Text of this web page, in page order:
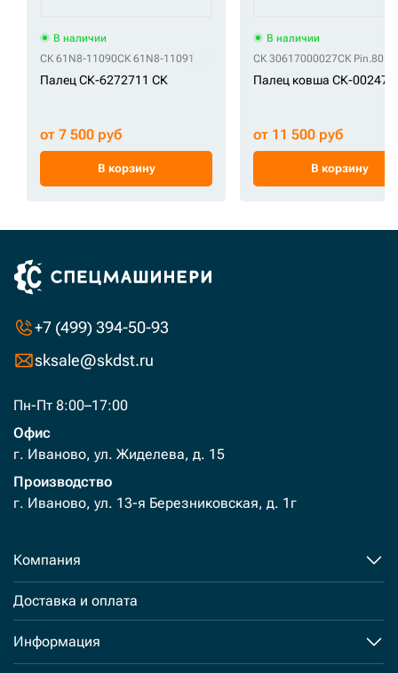
В наличии
СК 61N8-11090СК 61N8-11091
Палец СК-6272711 СК
от 7 500 руб
В корзину
В наличии
СК 30617000027СК
Палец ковша СК-
от 11 500 руб
В корзину
+7 (499) 394-50-93
sksale@skdst.ru
Пн-Пт 8:00–17:00
Офис
г. Иваново, ул. Жиделева, д. 15
Производство
г. Иваново, ул. 13-я Березниковская, д. 1г
Компания
Доставка и оплата
Информация